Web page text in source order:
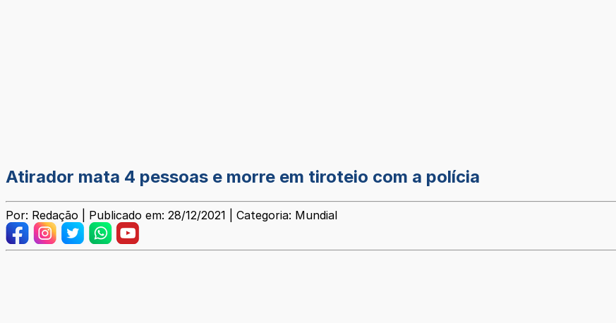
Atirador mata 4 pessoas e morre em tiroteio com a polícia
Por: Redação | Publicado em: 28/12/2021 | Categoria: Mundial